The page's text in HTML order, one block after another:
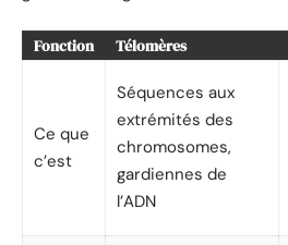
Fonction Télomères
Ce que
c’est
Séquences aux
extrémités des
chromosomes,
gardiennes de
l’ADN